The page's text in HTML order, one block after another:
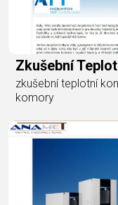
Zkušební
zkušební teplotní
komory